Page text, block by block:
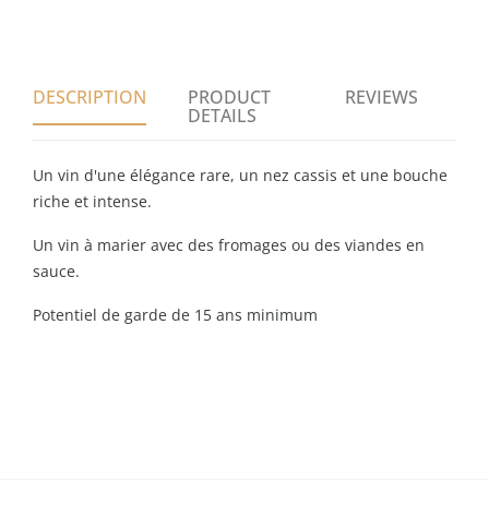
DESCRIPTION PRODUCT
DETAILS
REVIEWS
Un vin d'une élégance rare, un nez cassis et une bouche
riche et intense.
Un vin à marier avec des fromages ou des viandes en
sauce.
Potentiel de garde de 15 ans minimum